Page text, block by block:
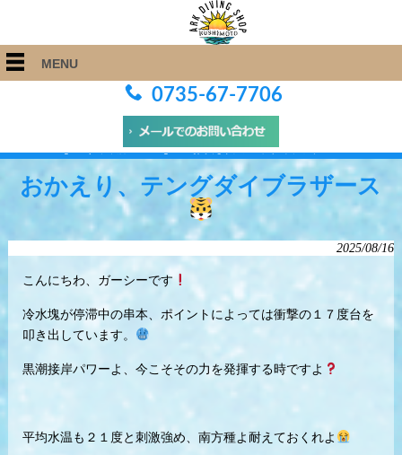
MENU
0735-67-7706
ARK Diving Shop 串本店 > Blog > おかえり、テングダイブラザース
おかえり、テングダイブラザース
2025/08/16
こんにちわ、ガーシーです
冷水塊が停滞中の串本、ポイントによっては衝撃の１７度台を
叩き出しています。
黒潮接岸パワーよ、今こそその力を発揮する時ですよ
平均水温も２１度と刺激強め、南方種よ耐えておくれよ